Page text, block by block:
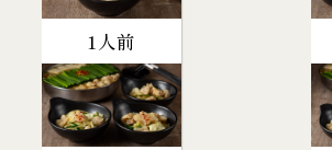
1人前